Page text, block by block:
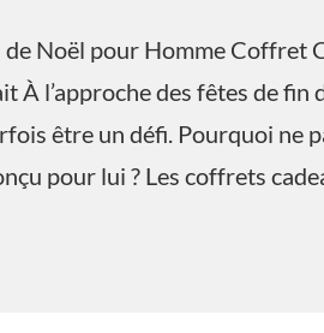
Noël pour Homme Coffret
À l’approche des fêtes de fin
être un défi. Pourquoi ne
pour lui ? Les coffrets